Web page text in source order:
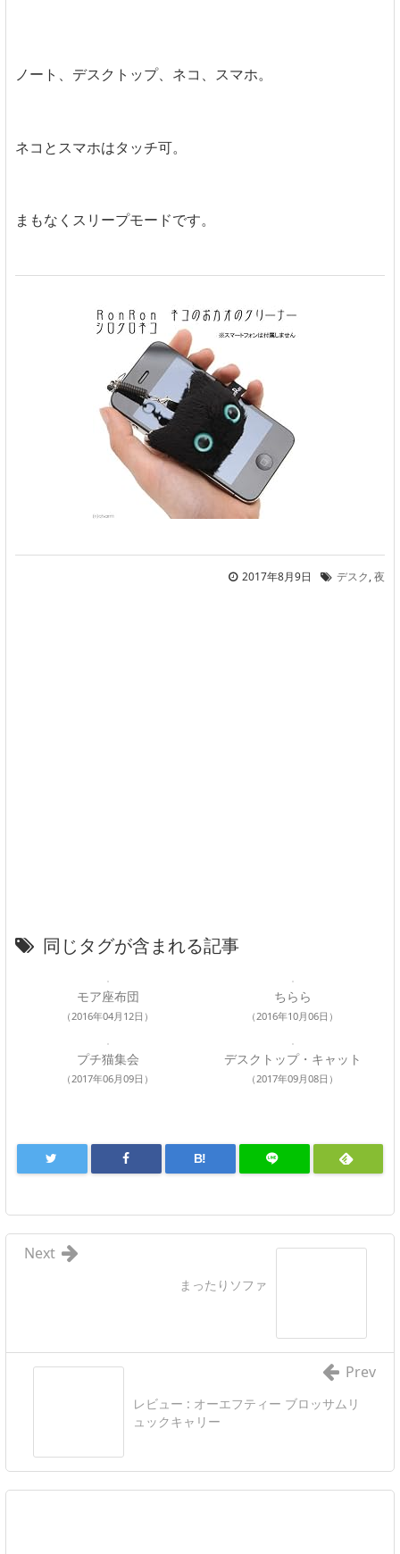
ノート、デスクトップ、ネコ、スマホ。
ネコとスマホはタッチ可。
まもなくスリープモードです。
2017年8月9日 デスク,夜
同じタグが含まれる記事
モア座布団
（2016年04月12日）
ちらら
（2016年10月06日）
プチ猫集会
（2017年06月09日）
デスクトップ・キャット
（2017年09月08日）
B!
まったりソファ
Next
レビュー : オーエフティー ブロッサムリ
ュックキャリー
Prev